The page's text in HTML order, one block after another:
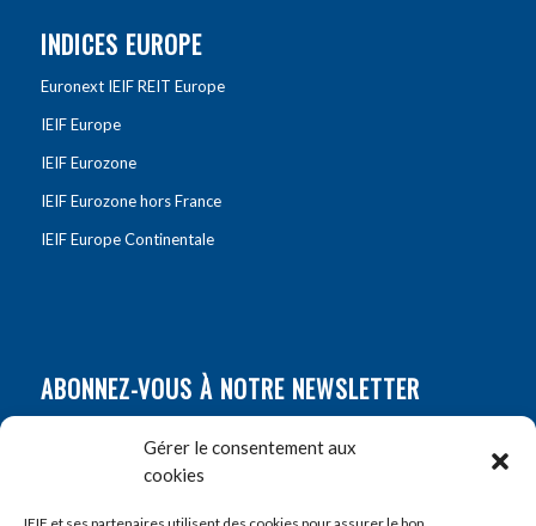
Gérer le consentement aux
cookies
INDICES EUROPE
Euronext IEIF REIT Europe
IEIF Europe
IEIF Eurozone
IEIF Eurozone hors France
IEIF Europe Continentale
ABONNEZ-VOUS À NOTRE NEWSLETTER
Prénom*